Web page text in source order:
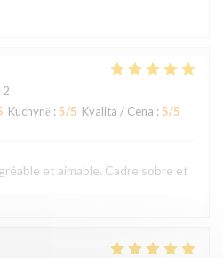
2
Kuchyně : 5/5 Kvalita / Cena : 5/5
et aimable. Cadre sobre et